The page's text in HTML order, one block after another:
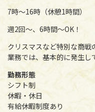
7時～16時（休憩1時間）
週2回～、6時間～OK！
クリスマスなど特別な商
業務では、基本的に発生し
勤務形態
シフト制
休暇・休日
有給休暇制度あり